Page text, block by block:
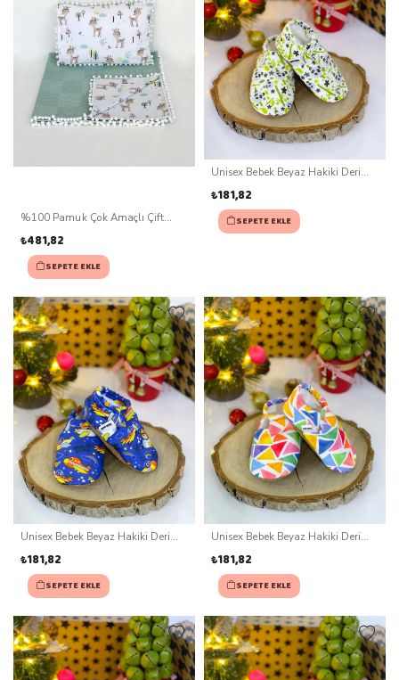
%100 Pamuk Çok Amaçlı Çift
₺481,82
SEPETE EKLE
Unisex Bebek Beyaz Hakiki Deri
₺181,82
SEPETE EKLE
Unisex Bebek Beyaz Hakiki Deri
₺181,82
SEPETE EKLE
Unisex Bebek Beyaz Hakiki Deri
₺181,82
SEPETE EKLE